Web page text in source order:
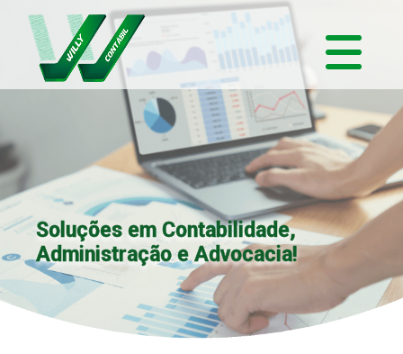
Soluções em Contabilidade,
Administração e Advocacia!